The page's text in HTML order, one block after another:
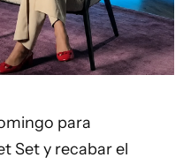
para
Set y recabar el